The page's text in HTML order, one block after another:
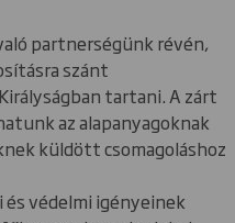
partnerségünk révén,
szánt
tartani. A zárt
az alapanyagoknak
küldött csomagoláshoz
védelmi igényeinek